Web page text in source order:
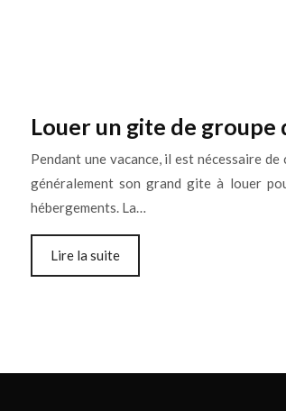
Louer un gite de groupe
Pendant une vacance, il est nécessaire
généralement son grand gite à louer
hébergements. La…
Lire la suite